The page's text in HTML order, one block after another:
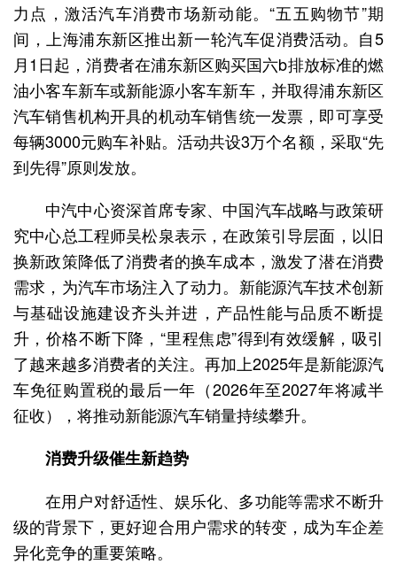
力点，激活汽车消费市场新动能。“五五购物节”期
间，上海浦东新区推出新一轮汽车促消费活动。自5
月1日起，消费者在浦东新区购买国六b排放标准的燃
油小客车新车或新能源小客车新车，并取得浦东新区
汽车销售机构开具的机动车销售统一发票，即可享受
每辆3000元购车补贴。活动共设3万个名额，采取“先
到先得”原则发放。
中汽中心资深首席专家、中国汽车战略与政策研
究中心总工程师吴松泉表示，在政策引导层面，以旧
换新政策降低了消费者的换车成本，激发了潜在消费
需求，为汽车市场注入了动力。新能源汽车技术创新
与基础设施建设齐头并进，产品性能与品质不断提
升，价格不断下降，“里程焦虑”得到有效缓解，吸引
了越来越多消费者的关注。再加上2025年是新能源汽
车免征购置税的最后一年（2026年至2027年将减半
征收），将推动新能源汽车销量持续攀升。
消费升级催生新趋势
在用户对舒适性、娱乐化、多功能等需求不断升
级的背景下，更好迎合用户需求的转变，成为车企差
异化竞争的重要策略。